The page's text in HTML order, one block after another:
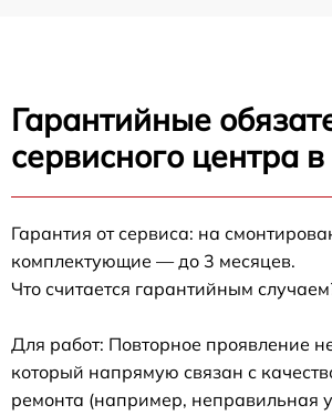
Гарантийные
сервисного центра
Гарантия от сервиса: на
комплектующие — до 3 месяцев.
Что считается гарантийным
Для работ: Повторное проявление
который напрямую связан с
ремонта (например, неправильная